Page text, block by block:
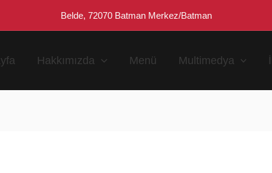
Belde, 72070 Batman Merkez/Batman
Hakkımızda Menü Multimedya